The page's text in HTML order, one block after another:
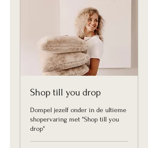
Shop till you drop
Dompel jezelf onder in de ultieme
shopervaring met "Shop till you
drop"